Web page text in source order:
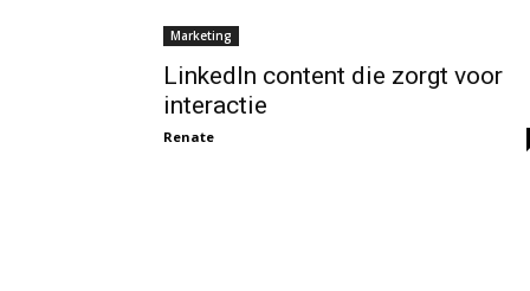
Marketing
LinkedIn content die zorgt voor
interactie
Renate